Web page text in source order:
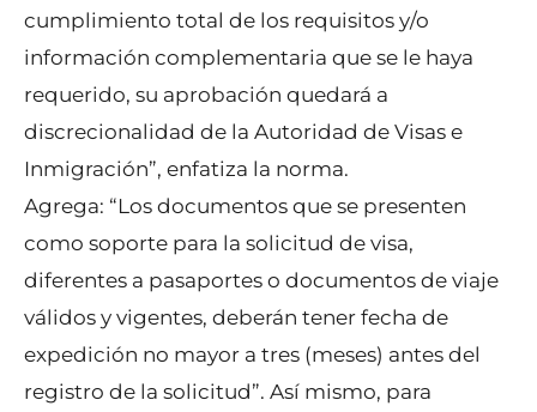
cumplimiento total de los requisitos y/o
información complementaria que se le haya
requerido, su aprobación quedará a
discrecionalidad de la Autoridad de Visas e
Inmigración”, enfatiza la norma.
Agrega: “Los documentos que se presenten
como soporte para la solicitud de visa,
diferentes a pasaportes o documentos de viaje
válidos y vigentes, deberán tener fecha de
expedición no mayor a tres (meses) antes del
registro de la solicitud”. Así mismo, para